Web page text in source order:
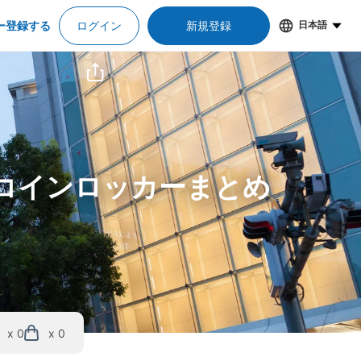
登録する ログイン 新規登録 日本語
インロッカーまとめ
x 0 x 0